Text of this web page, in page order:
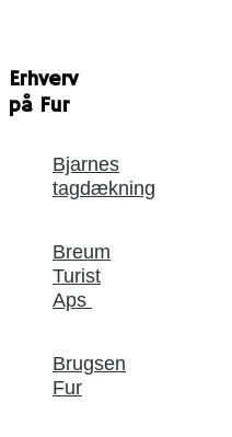
Erhverv
på Fur
Bjarnes
tagdækning
Breum
Turist
Aps
Brugsen
Fur